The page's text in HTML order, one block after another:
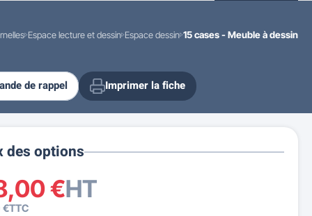
Fleurissement urbain
Supports et abris vélo moto
Miroir de sécurité routière
Drapeau - Pavoisement
Espace sanitaire
Casiers et meubles de rangement
Espace lecture et dessin Espace dessin 15 cases - Meuble à dessin
des options
€HT
€TTC
de rappel Imprimer la fiche